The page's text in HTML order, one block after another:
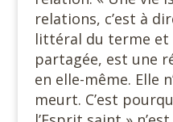
relations, c’est à
littéral du terme et
partagée, est une
en elle-même. Elle
meurt. C’est